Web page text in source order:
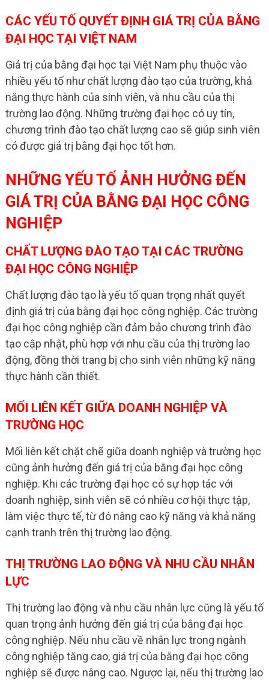
CÁC YẾU TỐ QUYẾT ĐỊNH GIÁ TRỊ CỦA BẰNG
ĐẠI HỌC TẠI VIỆT NAM
Giá trị của bằng đại học tại Việt Nam phụ thuộc vào
nhiều yếu tố như chất lượng đào tạo của trường, khả
năng thực hành của sinh viên, và nhu cầu của thị
trường lao động. Những trường đại học có uy tín,
chương trình đào tạo chất lượng cao sẽ giúp sinh viên
có được giá trị bằng đại học tốt hơn.
NHỮNG YẾU TỐ ẢNH HƯỞNG ĐẾN
GIÁ TRỊ CỦA BẰNG ĐẠI HỌC CÔNG
NGHIỆP
CHẤT LƯỢNG ĐÀO TẠO TẠI CÁC TRƯỜNG
ĐẠI HỌC CÔNG NGHIỆP
Chất lượng đào tạo là yếu tố quan trọng nhất quyết
định giá trị của bằng đại học công nghiệp. Các trường
đại học công nghiệp cần đảm bảo chương trình đào
tạo cập nhật, phù hợp với nhu cầu của thị trường lao
động, đồng thời trang bị cho sinh viên những kỹ năng
thực hành cần thiết.
MỐI LIÊN KẾT GIỮA DOANH NGHIỆP VÀ
TRƯỜNG HỌC
Mối liên kết chặt chẽ giữa doanh nghiệp và trường học
cũng ảnh hưởng đến giá trị của bằng đại học công
nghiệp. Khi các trường đại học có sự hợp tác với
doanh nghiệp, sinh viên sẽ có nhiều cơ hội thực tập,
làm việc thực tế, từ đó nâng cao kỹ năng và khả năng
cạnh tranh trên thị trường lao động.
THỊ TRƯỜNG LAO ĐỘNG VÀ NHU CẦU NHÂN
LỰC
Thị trường lao động và nhu cầu nhân lực cũng là yếu tố
quan trọng ảnh hưởng đến giá trị của bằng đại học
công nghiệp. Nếu nhu cầu về nhân lực trong ngành
công nghiệp tăng cao, giá trị của bằng đại học công
nghiệp sẽ được nâng cao. Ngược lại, nếu thị trường lao